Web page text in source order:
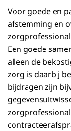
Voor goede en
afstemming en
Een goede
alleen de
zorg is daarbij
bijdragen zijn